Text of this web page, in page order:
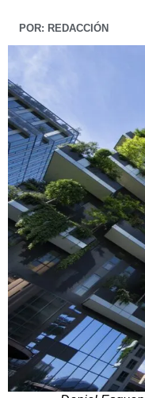
POR: REDACCIÓN